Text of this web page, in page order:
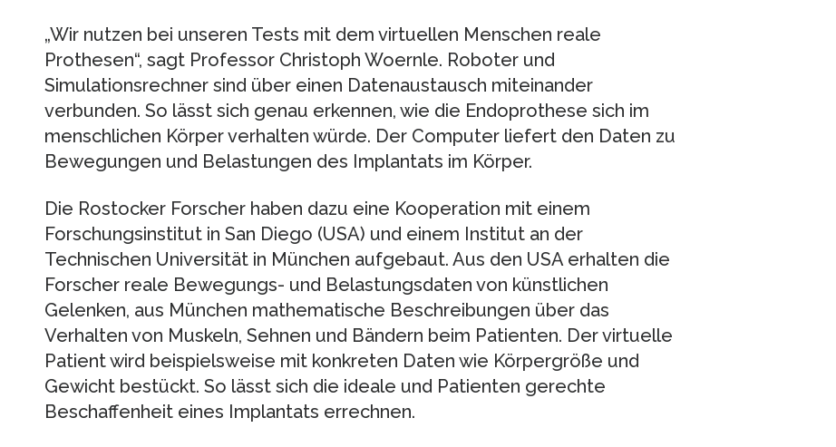
„Wir nutzen bei unseren Tests mit dem virtuellen Menschen reale
Prothesen“, sagt Professor Christoph Woernle. Roboter und
Simulationsrechner sind über einen Datenaustausch miteinander
verbunden. So lässt sich genau erkennen, wie die Endoprothese sich im
menschlichen Körper verhalten würde. Der Computer liefert den Daten zu
Bewegungen und Belastungen des Implantats im Körper.
Die Rostocker Forscher haben dazu eine Kooperation mit einem
Forschungsinstitut in San Diego (USA) und einem Institut an der
Technischen Universität in München aufgebaut. Aus den USA erhalten die
Forscher reale Bewegungs- und Belastungsdaten von künstlichen
Gelenken, aus München mathematische Beschreibungen über das
Verhalten von Muskeln, Sehnen und Bändern beim Patienten. Der virtuelle
Patient wird beispielsweise mit konkreten Daten wie Körpergröße und
Gewicht bestückt. So lässt sich die ideale und Patienten gerechte
Beschaffenheit eines Implantats errechnen.